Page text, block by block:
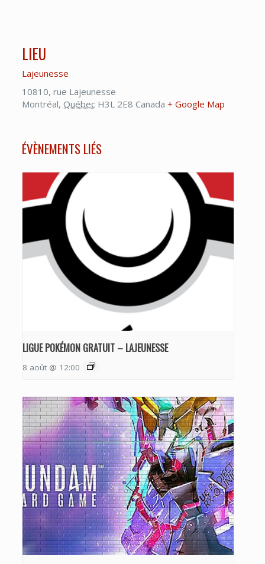
LIEU
Lajeunesse
10810, rue Lajeunesse
Montréal, Québec H3L 2E8 Canada + Google Map
ÉVÈNEMENTS LIÉS
LIGUE POKÉMON GRATUIT – LAJEUNESSE
8 août @ 12:00